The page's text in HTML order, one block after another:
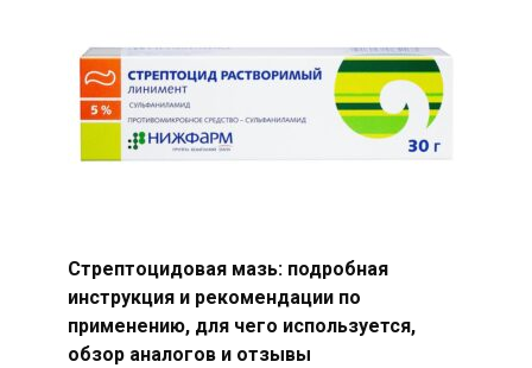
Стрептоцидовая мазь: подробная
инструкция и рекомендации по
применению, для чего используется,
обзор аналогов и отзывы